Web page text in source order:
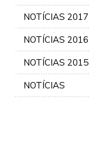
NOTÍCIAS 2017
NOTÍCIAS 2016
NOTÍCIAS 2015
NOTÍCIAS